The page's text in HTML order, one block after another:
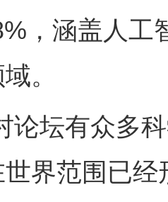
，涵盖人
。
坛有众多科
界范围已